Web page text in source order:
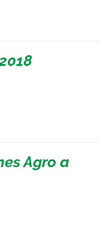
Agro a